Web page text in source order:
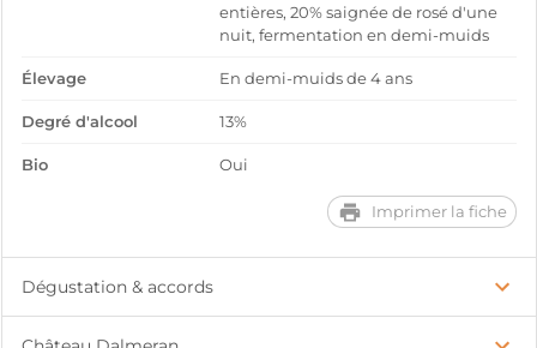
entières, 20% saignée de rosé d'une
nuit, fermentation en demi-muids
Élevage En demi-muids de 4 ans
Degré d'alcool 13%
Bio Oui
Imprimer la fiche
Dégustation & accords